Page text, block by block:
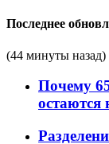
Последнее
(44 минуты назад)
Почему
остаются